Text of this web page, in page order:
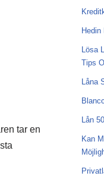
tar en
Lösa
Tips
Låna
Lån
Kan